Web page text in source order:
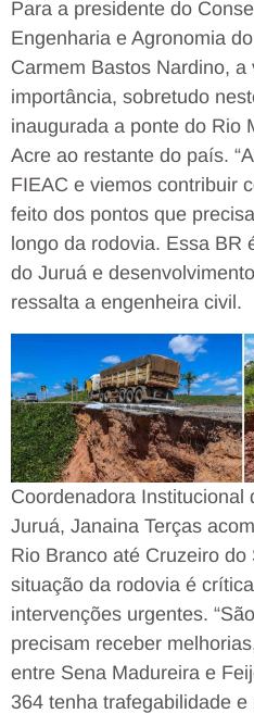
Para a presidente do
Engenharia e Agronomia
Carmem Bastos Nardino,
importância, sobretudo
inaugurada a ponte do Rio
Acre ao restante do país.
FIEAC e viemos contribuir
feito dos pontos que
longo da rodovia. Essa BR
do Juruá e
ressalta a engenheira civil.
Coordenadora Institucional
Juruá, Janaina Terças
Rio Branco até Cruzeiro do
situação da rodovia é
intervenções urgentes.
precisam receber
entre Sena Madureira e
364 tenha trafegabilidade